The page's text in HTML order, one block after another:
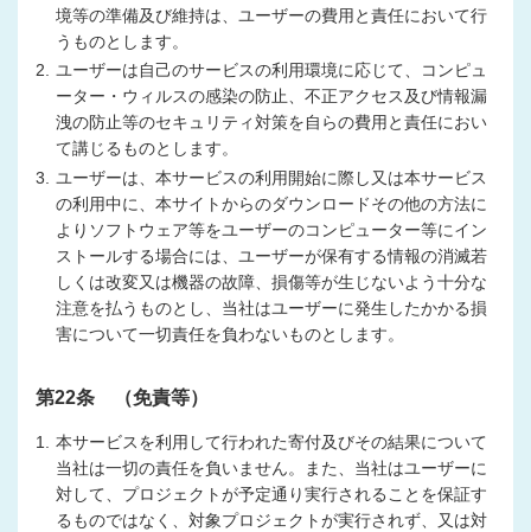
境等の準備及び維持は、ユーザーの費用と責任において行
うものとします。
2. ユーザーは自己のサービスの利用環境に応じて、コンピュ
ーター・ウィルスの感染の防止、不正アクセス及び情報漏
洩の防止等のセキュリティ対策を自らの費用と責任におい
て講じるものとします。
3. ユーザーは、本サービスの利用開始に際し又は本サービス
の利用中に、本サイトからのダウンロードその他の方法に
よりソフトウェア等をユーザーのコンピューター等にイン
ストールする場合には、ユーザーが保有する情報の消滅若
しくは改変又は機器の故障、損傷等が生じないよう十分な
注意を払うものとし、当社はユーザーに発生したかかる損
害について一切責任を負わないものとします。
第22条 （免責等）
1. 本サービスを利用して行われた寄付及びその結果について
当社は一切の責任を負いません。また、当社はユーザーに
対して、プロジェクトが予定通り実行されることを保証す
るものではなく、対象プロジェクトが実行されず、又は対